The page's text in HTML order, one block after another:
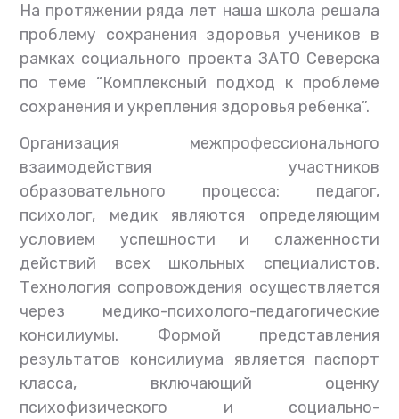
На протяжении ряда лет наша школа решала
проблему сохранения здоровья учеников в
рамках социального проекта ЗАТО Северска
по теме “Комплексный подход к проблеме
сохранения и укрепления здоровья ребенка”.
Организация межпрофессионального
взаимодействия участников
образовательного процесса: педагог,
психолог, медик являются определяющим
условием успешности и слаженности
действий всех школьных специалистов.
Технология сопровождения осуществляется
через медико-психолого-педагогические
консилиумы. Формой представления
результатов консилиума является паспорт
класса, включающий оценку
психофизического и социально-